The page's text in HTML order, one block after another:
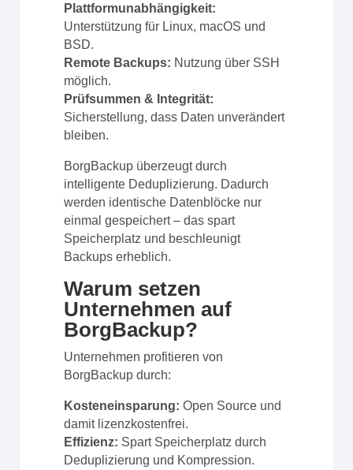
Plattformunabhängigkeit:
Unterstützung für Linux, macOS und
BSD.
Remote Backups: Nutzung über SSH
möglich.
Prüfsummen & Integrität:
Sicherstellung, dass Daten unverändert
bleiben.
BorgBackup überzeugt durch
intelligente Deduplizierung. Dadurch
werden identische Datenblöcke nur
einmal gespeichert – das spart
Speicherplatz und beschleunigt
Backups erheblich.
Warum setzen
Unternehmen auf
BorgBackup?
Unternehmen profitieren von
BorgBackup durch:
Kosteneinsparung: Open Source und
damit lizenzkostenfrei.
Effizienz: Spart Speicherplatz durch
Deduplizierung und Kompression.